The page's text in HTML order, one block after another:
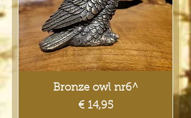
Bronze owl nr6^
Prijs
€ 14,95